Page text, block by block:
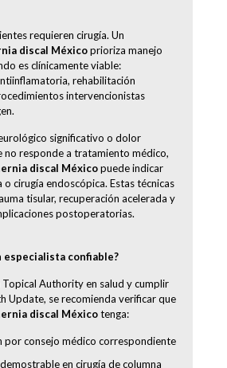
requieren cirugía. Un
discal Méxicoprioriza manejo
es clínicamente viable:
rehabilitación
intervencionistas
significativo o dolor
no responde a tratamiento médico,
discal Méxicopuede indicar
cirugía endoscópica. Estas técnicas
tisular, recuperación acelerada y
postoperatorias.
especialista confiable?
Authority en salud y cumplir
Update, se recomienda verificar que
discal Méxicotenga:
por consejo médico correspondiente
en cirugía de columna